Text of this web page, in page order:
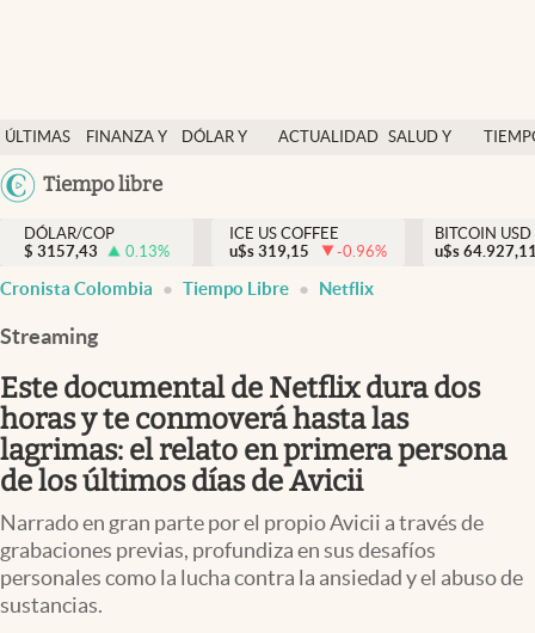
ÚLTIMAS
NOTICIAS
FINANZA Y
DÓLAR Y
ACTUALIDAD SALUD Y
México
Tiempo libre
Salud y nutrición
Vida espiritual
Actualidad
Colombia
DÓLAR/COP
$ 3157,43 0.13%
ICE US COFFEE
u$s 319,15 -0.96%
BITCOIN USD
u$s
Cronista Colombia Tiempo Libre Netflix
Streaming
Este documental de Netflix dura dos
horas y te conmoverá hasta las
lagrimas: el relato en primera persona
de los últimos días de Avicii
Narrado en gran parte por el propio Avicii a través de
grabaciones previas, profundiza en sus desafíos
personales como la lucha contra la ansiedad y el abuso de
sustancias.